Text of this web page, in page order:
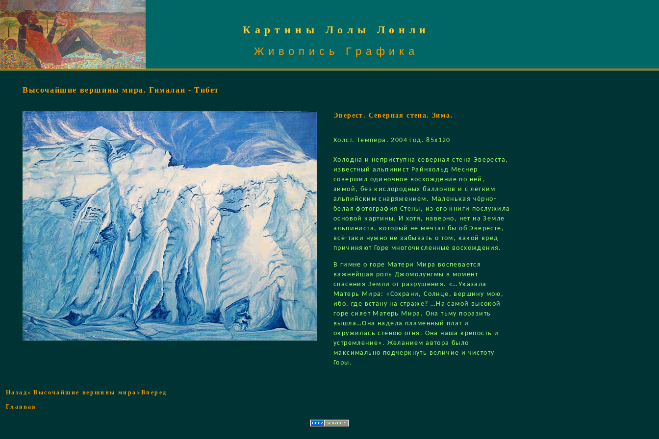
Картины Лолы Лонли
Живопись Графика
Высочайшие вершины мира. Гималаи - Тибет
Эверест. Северная стена. Зима.
Холст. Темпера. 2004 год. 85х120
Холодна и неприступна северная стена Эвереста,
известный альпинист Райнхольд Меснер
совершил одиночное восхождение по ней,
зимой, без кислородных баллонов и с лёгким
альпийским снаряжением. Маленькая чёрно-
белая фотография Стены, из его книги послужила
основой картины. И хотя, наверно, нет на Земле
альпиниста, который не мечтал бы об Эвересте,
всё-таки нужно не забывать о том, какой вред
причиняют Горе многочисленные восхождения.
В гимне о горе Матери Мира воспевается
важнейшая роль Джомолунгмы в момент
спасения Земли от разрушения. «…Указала
Матерь Мира: «Сохрани, Солнце, вершину мою,
ибо, где встану на страже? …На самой высокой
горе сияет Матерь Мира. Она тьму поразить
вышла…Она надела пламенный плат и
окружилась стеною огня. Она наша крепость и
устремление». Желанием автора было
максимально подчеркнуть величие и чистоту
Горы.
Назад< Высочайшие вершины мира>Вперед
Главная